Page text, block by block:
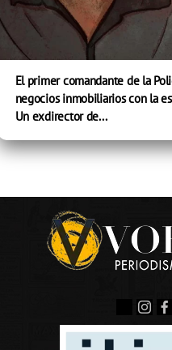
El primer comandante de la
negocios inmobiliarios con la
Un exdirector de...